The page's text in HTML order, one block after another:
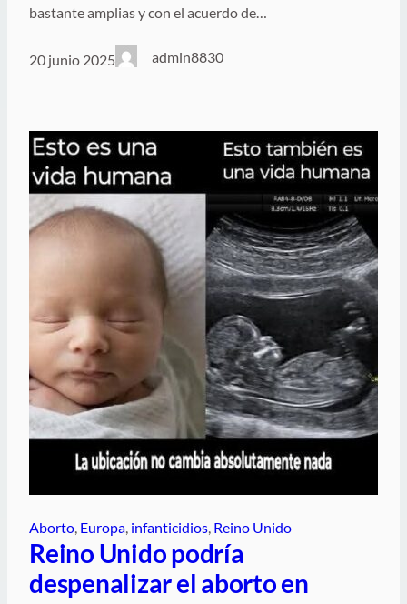
bastante amplias y con el acuerdo de…
20 junio 2025 admin8830
Aborto Europa infanticidios Reino Unido
Reino Unido podría
despenalizar el aborto en